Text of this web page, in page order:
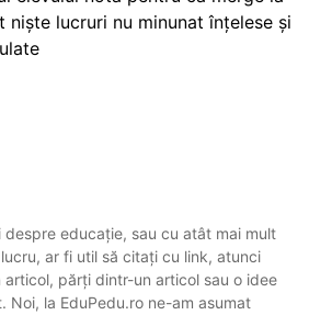
niște lucruri nu minunat înțelese și
despre educație, sau cu atât mai mult
ar fi util să citați cu link, atunci
părți dintr-un articol sau o idee
Noi, la EduPedu.ro ne-am asumat